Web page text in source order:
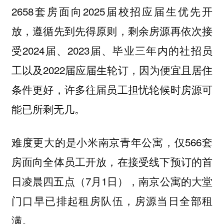
2658套房面向2025届校招应届生优先开
放，遵循先到先得原则，剩余房源再依次接
受2024届、2023届、毕业三年内的社招员
工以及2022届应届生轮订，因为便宜且居住
条件更好，许多往届员工担忧轮候时房源可
能已所剩无几。
难度更大的是小米南京青年公寓，仅566套
房面向全体员工开放，在接受线下预订的首
日凌晨四五点（7月1日），南京公寓的大堂
门口早已排起租房队伍，房源当日全部租
满。